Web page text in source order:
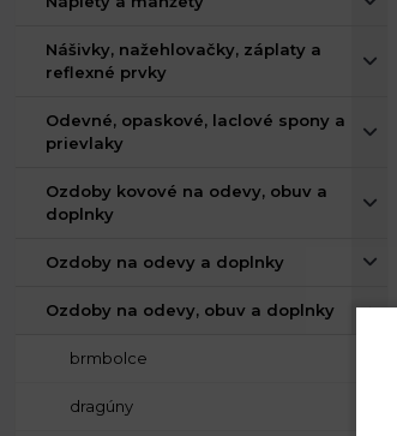
Nášivky, nažehlovačky, záplaty a
reflexné prvky
Odevné, opaskové, laclové spony a
prievlaky
Ozdoby kovové na odevy, obuv a
doplnky
Ozdoby na odevy a doplnky
Ozdoby na odevy, obuv a doplnky
brmbolce
dragúny